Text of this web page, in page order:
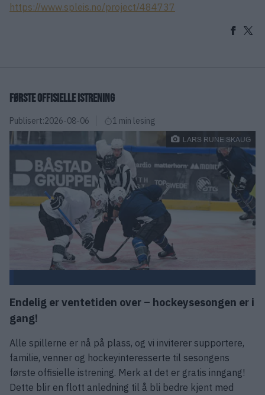
https://www.spleis.no/project/484737
FØRSTE OFFISIELLE ISTRENING
Publisert:2026-08-06 1 min lesing
LARS RUNE SKAUG
Endelig er ventetiden over – hockeysesongen er i
gang!
Alle spillerne er nå på plass, og vi inviterer supportere,
familie, venner og hockeyinteresserte til sesongens
første offisielle istrening. Merk at det er gratis inngang!
Dette blir en flott anledning til å bli bedre kjent med